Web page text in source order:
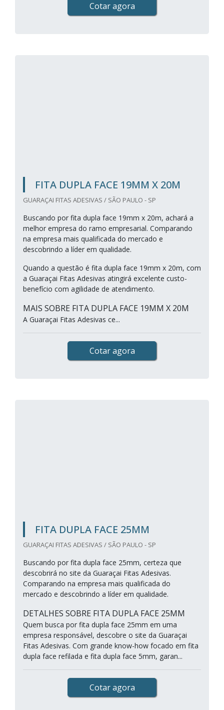
Cotar agora
FITA DUPLA FACE 19MM X 20M
GUARAÇAI FITAS ADESIVAS / SÃO PAULO - SP
Buscando por fita dupla face 19mm x 20m, achará a
melhor empresa do ramo empresarial. Comparando
na empresa mais qualificada do mercado e
descobrindo a líder em qualidade.
Quando a questão é fita dupla face 19mm x 20m, com
a Guaraçai Fitas Adesivas atingirá excelente custo-
benefício com agilidade de atendimento.
MAIS SOBRE FITA DUPLA FACE 19MM X 20M
A Guaraçai Fitas Adesivas ce...
Cotar agora
FITA DUPLA FACE 25MM
GUARAÇAI FITAS ADESIVAS / SÃO PAULO - SP
Buscando por fita dupla face 25mm, certeza que
descobrirá no site da Guaraçai Fitas Adesivas.
Comparando na empresa mais qualificada do
mercado e descobrindo a líder em qualidade.
DETALHES SOBRE FITA DUPLA FACE 25MM
Quem busca por fita dupla face 25mm em uma
empresa responsável, descobre o site da Guaraçai
Fitas Adesivas. Com grande know-how focado em fita
dupla face refilada e fita dupla face 5mm, garan...
Cotar agora